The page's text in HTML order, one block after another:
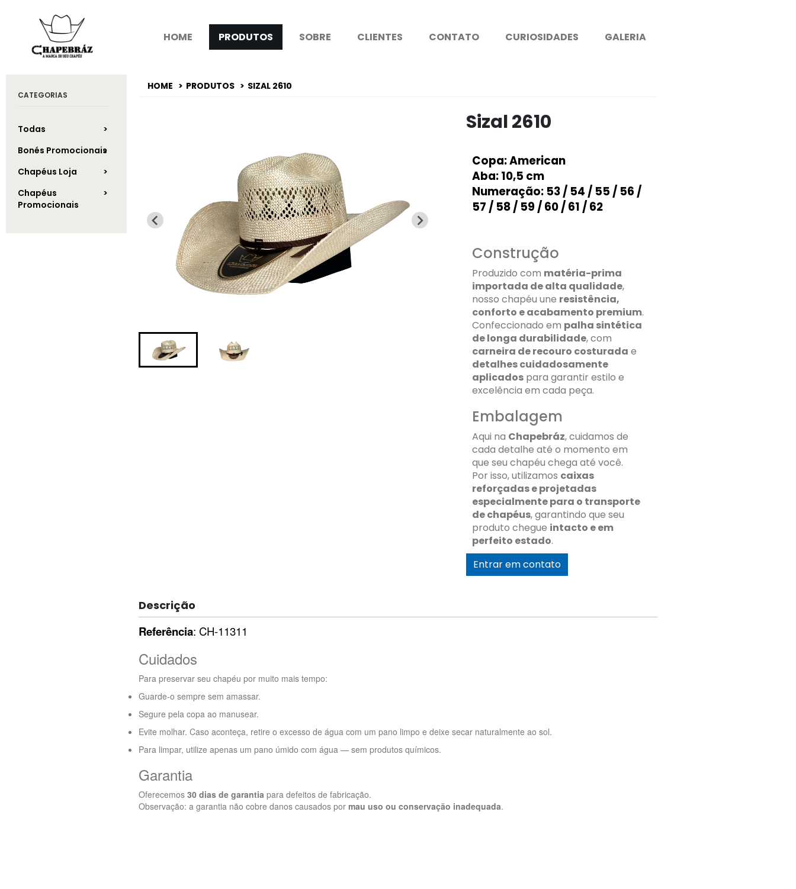
HOME PRODUTOS SOBRE CLIENTES CONTATO CURIOSIDADES GALERIA
CATEGORIAS
Todas
Bonés Promocionais
Chapéus Loja
Chapéus
Promocionais
HOME PRODUTOS SIZAL 2610
Sizal 2610
Copa: American
Aba: 10,5 cm
Numeração: 53 / 54 / 55 / 56 /
57 / 58 / 59 / 60 / 61 / 62
Construção
Produzido com matéria-prima
importada de alta qualidade,
nosso chapéu une resistência,
conforto e acabamento premium.
Confeccionado em palha sintética
de longa durabilidade, com
carneira de recouro costurada e
detalhes cuidadosamente
aplicadospara garantir estilo e
excelência em cada peça.
Embalagem
Aqui na Chapebráz, cuidamos de
cada detalhe até o momento em
que seu chapéu chega até você.
Por isso, utilizamos caixas
reforçadas e projetadas
especialmente para o transporte
de chapéus, garantindo que seu
produto chegue intacto e em
perfeito estado.
Entrar em contato
Descrição
Referência: CH-11311
Cuidados
Para preservar seu chapéu por muito mais tempo:
Guarde-o sempre sem amassar.
Segure pela copa ao manusear.
Evite molhar. Caso aconteça, retire o excesso de água com um pano limpo e deixe secar naturalmente ao sol.
Para limpar, utilize apenas um pano úmido com água — sem produtos químicos.
Garantia
Oferecemos 30 dias de garantia para defeitos de fabricação.
Observação: a garantia não cobre danos causados por mau uso ou conservação inadequada.